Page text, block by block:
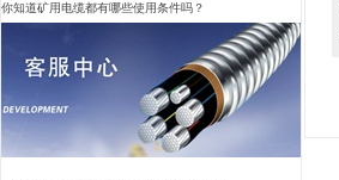
你知道矿用电缆都有哪些使用条件吗？